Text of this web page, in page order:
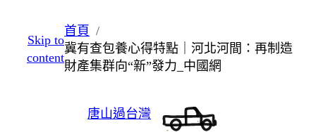
至
主
Skip to
content
首頁
冀有查包養心得特點｜河北河間：再制造
財產集群向“新”發力_中國網
唐山過台灣